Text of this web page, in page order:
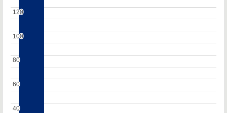
40
40
60
60
80
80
100
100
120
120